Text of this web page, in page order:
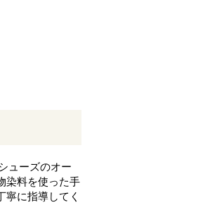
ューズのオー
染料を使った手
に指導してく